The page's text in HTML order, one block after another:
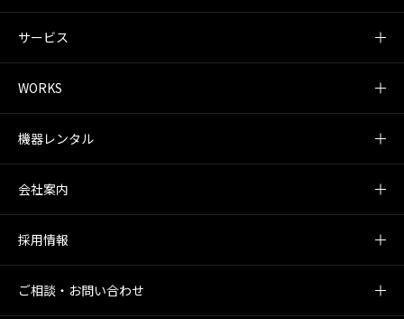
サービス
WORKS
機器レンタル
会社案内
採用情報
ご相談・お問い合わせ